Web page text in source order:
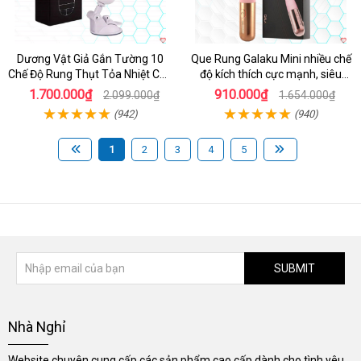
Dương Vật Giả Gắn Tường 10
Chế Độ Rung Thụt Tỏa Nhiệt Cao
Cấp
1.700.000₫ 2.099.000₫
(942)
Que Rung Galaku Mini nhiều chế
độ kích thích cực mạnh, siêu
sướng
910.000₫ 1.654.000₫
(940)
1 2 3 4 5
SUBMIT
Nhà Nghỉ